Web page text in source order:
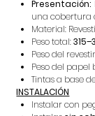
Presentación:
una
Material:
Peso total:
Peso del
Peso del papel
Tintas a base
INSTALACIÓN
Instalar con